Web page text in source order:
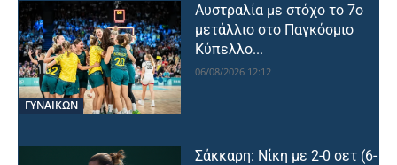
ΓΥΝΑΙΚΩΝ
Αυστραλία με στόχο το 7ο
μετάλλιο στο Παγκόσμιο
Κύπελλο...
06/08/2026 12:12
Σάκκαρη: Νίκη με 2-0 σετ (6-